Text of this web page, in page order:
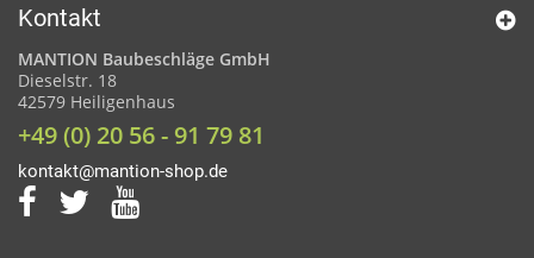
Kontakt
MANTION Baubeschläge GmbH
Dieselstr. 18
42579 Heiligenhaus
+49 (0) 20 56 - 91 79 81
kontakt@mantion-shop.de